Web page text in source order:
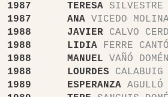
TERESA SILVESTRE
ANA VICEDO
JAVIER CALVO
LIDIA FERRE
MANUEL VAÑÓ
LOURDES CALABUIG
ESPERANZA